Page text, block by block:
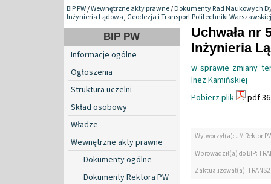
BIP PW/Wewnętrzne akty prawne/Dokumenty Rad Naukowych
Inżynieria Lądowa, Geodezja i Transport Politechniki Warszawskiej
BIP PW
Informacje ogólne
Ogłoszenia
Struktura uczelni
Skład osobowy
Władze
Wewnętrzne akty prawne
Dokumenty ogólne
Dokumenty Rektora PW
Uchwała nr
Inżynieria
w sprawie zmiany
Inez Kamińskiej
Pobierz plik
pdf
Wytworzył(a): JM Rektor
Wprowadził(a) do BIP:
Zaktualizował(a):